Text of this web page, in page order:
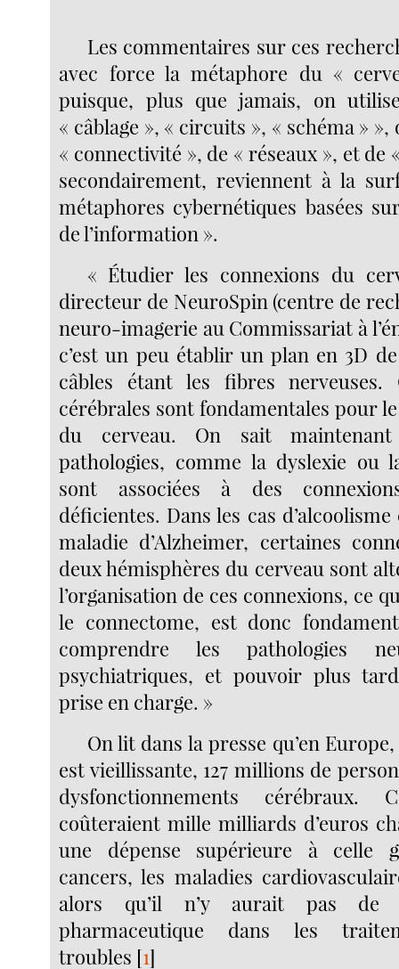
Les commentaires sur ces
avec force la métaphore du «
puisque, plus que jamais, on
« câblage », « circuits », « schéma »
« connectivité », de « réseaux », et de
secondairement, reviennent à la
métaphores cybernétiques basées
de l’information ».
« Étudier les connexions du
directeur de NeuroSpin (centre de
neuro-imagerie au Commissariat à
c’est un peu établir un plan en 3D
câbles étant les fibres nerveuses.
cérébrales sont fondamentales pour
du cerveau. On sait
pathologies, comme la dyslexie ou
sont associées à des
déficientes. Dans les cas
maladie d’Alzheimer, certaines
deux hémisphères du cerveau sont
l’organisation de ces connexions, ce
le connectome, est donc
comprendre les pathologies
psychiatriques, et pouvoir plus
prise en charge. »
On lit dans la presse qu’en
est vieillissante, 127 millions de
dysfonctionnements cérébraux.
coûteraient mille milliards d’euros
une dépense supérieure à celle
cancers, les maladies
alors qu’il n’y aurait pas de
pharmaceutique dans les
troubles [1]